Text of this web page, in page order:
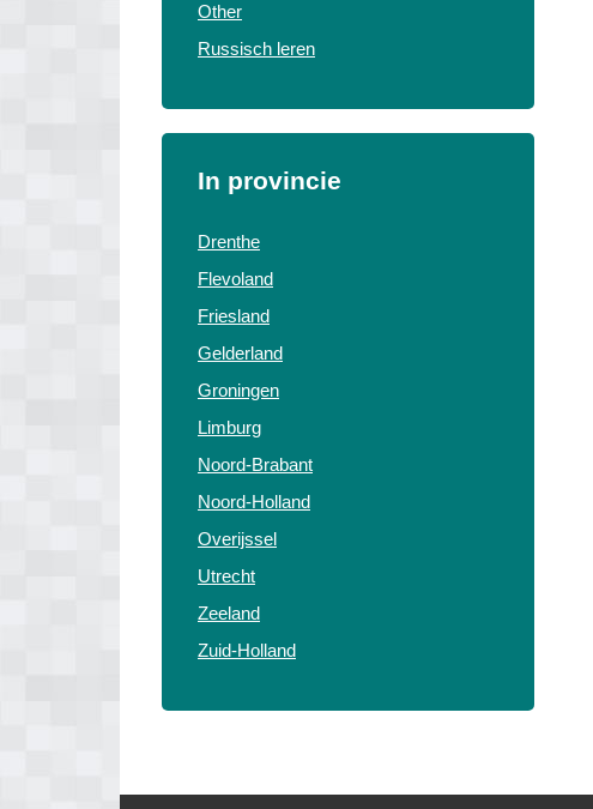
Other
Russisch leren
In provincie
Drenthe
Flevoland
Friesland
Gelderland
Groningen
Limburg
Noord-Brabant
Noord-Holland
Overijssel
Utrecht
Zeeland
Zuid-Holland